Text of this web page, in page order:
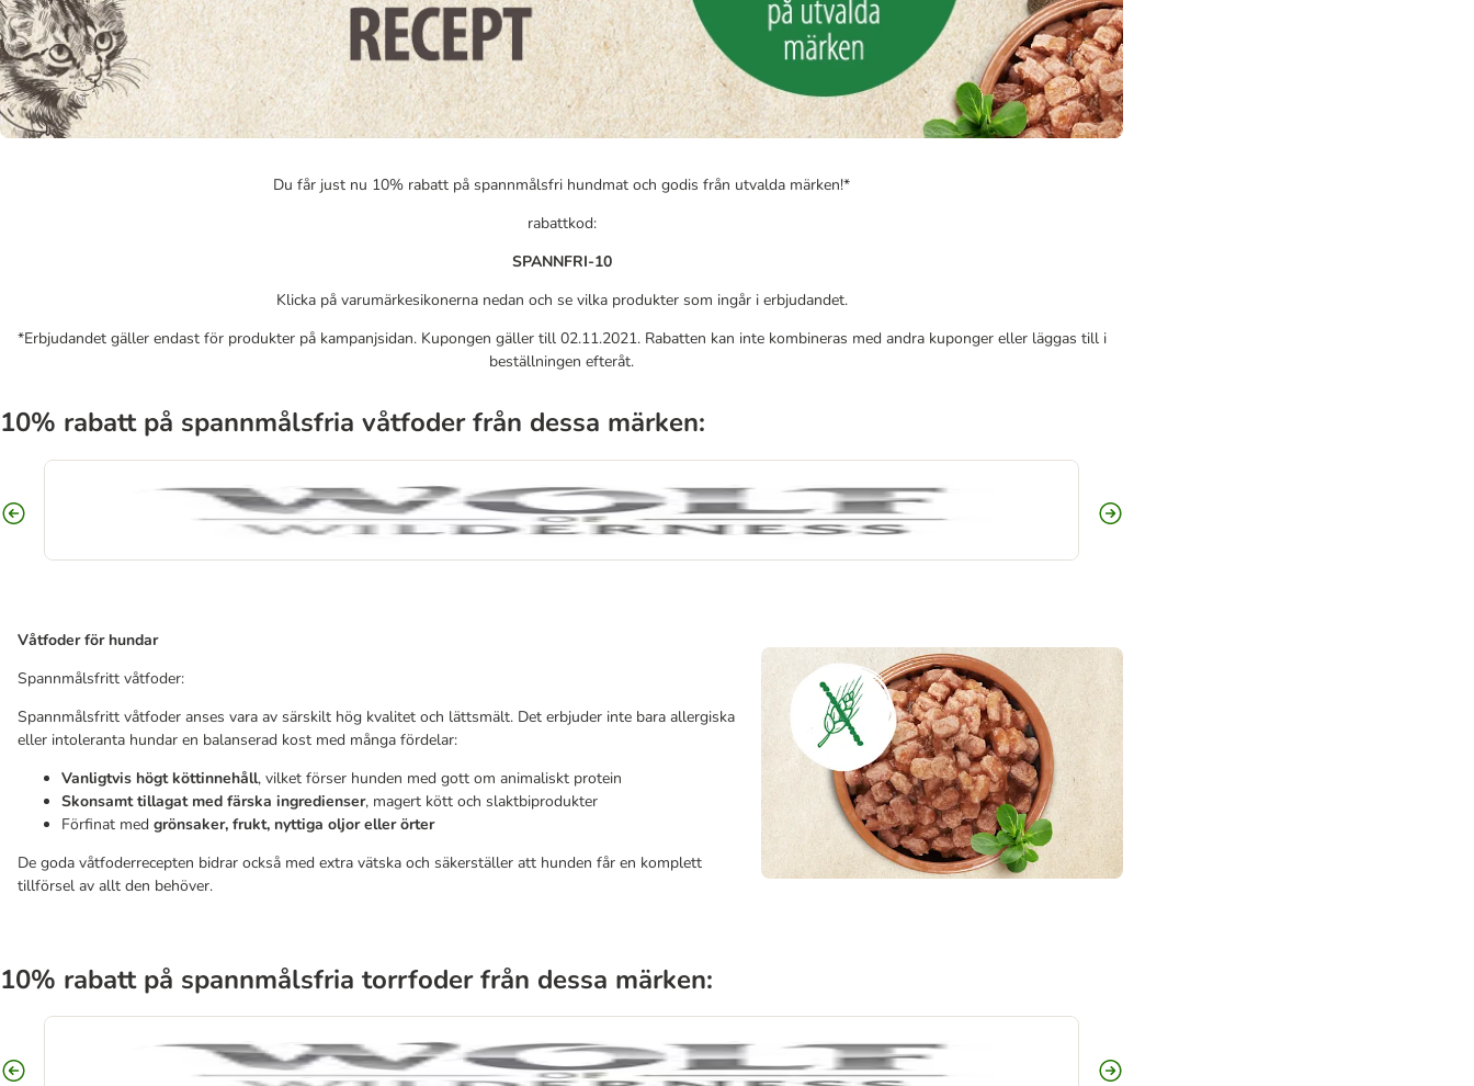
Du får just nu 10% rabatt på spannmålsfri hundmat och godis från utvalda märken!*
rabattkod:
SPANNFRI-10
Klicka på varumärkesikonerna nedan och se vilka produkter som ingår i erbjudandet.
*Erbjudandet gäller endast för produkter på kampanjsidan. Kupongen gäller till 02.11.2021. Rabatten kan inte kombineras med andra kuponger eller läggas till i
beställningen efteråt.
10% rabatt på spannmålsfria våtfoder från dessa märken:
Våtfoder för hundar
Spannmålsfritt våtfoder:
Spannmålsfritt våtfoder anses vara av särskilt hög kvalitet och lättsmält. Det erbjuder inte bara allergiska
eller intoleranta hundar en balanserad kost med många fördelar:
Vanligtvis högt köttinnehåll, vilket förser hunden med gott om animaliskt protein
Skonsamt tillagat med färska ingredienser, magert kött och slaktbiprodukter
Förfinat med grönsaker, frukt, nyttiga oljor eller örter
De goda våtfoderrecepten bidrar också med extra vätska och säkerställer att hunden får en komplett
tillförsel av allt den behöver.
10% rabatt på spannmålsfria torrfoder från dessa märken: